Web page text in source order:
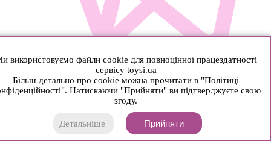
використовуємо файли cookie для повноцінної працездатності
сервісу toysi.ua
Більш детально про cookie можна прочитати в "Політиці
Натискаючи "Прийняти" ви підтверджуєте свою
згоду.
Детальніше Прийняти